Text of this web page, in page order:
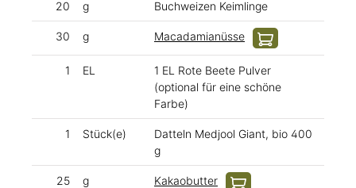
20 g Buchweizen Keimlinge
30 g Macadamianüsse
1 EL
1 EL Rote Beete Pulver
(optional für eine schöne
Farbe)
1 Stück(e)
Datteln Medjool Giant, bio 400
g
25 g Kakaobutter